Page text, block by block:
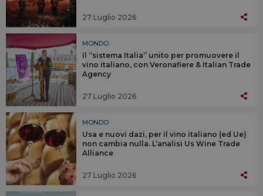
27 Luglio 2026
MONDO
Il “sistema Italia” unito per promuovere il
vino italiano, con Veronafiere & Italian Trade
Agency
27 Luglio 2026
MONDO
Usa e nuovi dazi, per il vino italiano (ed Ue)
non cambia nulla. L’analisi Us Wine Trade
Alliance
27 Luglio 2026